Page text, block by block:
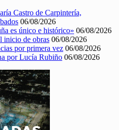
Castro de Carpintería,
06/08/2026
es único e histórico» 06/08/2026
inicio de obras 06/08/2026
por primera vez 06/08/2026
por Lucía Rubiño 06/08/2026